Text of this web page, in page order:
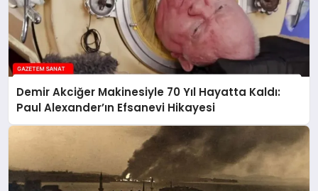
Demir Akciğer Makinesiyle 70 Yıl Hayatta Kaldı:
Paul Alexander’ın Efsanevi Hikayesi